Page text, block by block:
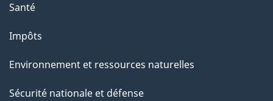
Santé
Impôts
Environnement et ressources naturelles
Sécurité nationale et défense